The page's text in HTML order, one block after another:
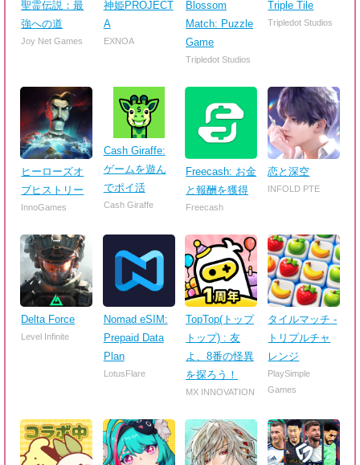
聖霊伝説：最
強への道
Joy Net Games
神姫PROJECT
A
EXNOA
Blossom
Match: Puzzle
Game
Tripledot Studios
Triple Tile
Tripledot Studios
ヒーローズオ
ブヒストリー
InnoGames
Cash Giraffe:
ゲームを遊ん
でポイ活
Cash Giraffe
Freecash: お金
と報酬を獲得
Freecash
恋と深空
INFOLD PTE
Delta Force
Level Infinite
Nomad eSIM:
Prepaid Data
Plan
LotusFlare
TopTop(トップ
トップ) : 友
よ、8番の怪異
を探ろう！
MX INNOVATION
タイルマッチ -
トリプルチャ
レンジ
PlaySimple
Games